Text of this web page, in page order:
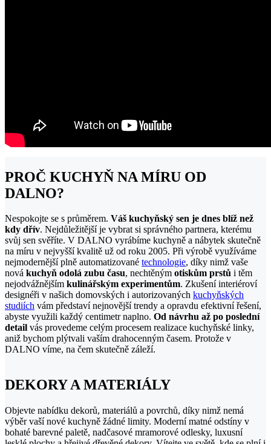
PROČ KUCHYŇ NA MÍRU OD
DALNO?
Nespokojte se s průměrem. Váš kuchyňský sen je dnes blíž než
kdy dřív. Nejdůležitější je vybrat si správného partnera, kterému
svůj sen svěříte. V DALNO vyrábíme kuchyně a nábytek skutečně
na míru v nejvyšší kvalitě už od roku 2005. Při výrobě využíváme
nejmodernější plně automatizované technologie, díky nimž vaše
nová kuchyň odolá zubu času, nechtěným otiskům prstů i těm
nejodvážnějším kulinářským experimentům. Zkušení interiéroví
designéři v našich domovských i autorizovaných kuchyňských
studiích vám představí nejnovější trendy a opravdu efektivní řešení,
abyste využili každý centimetr naplno. Od návrhu až po poslední
detail vás provedeme celým procesem realizace kuchyňské linky,
aniž bychom plýtvali vaším drahocenným časem. Protože v
DALNO víme, na čem skutečně záleží.
DEKORY A MATERIÁLY
Objevte nabídku dekorů, materiálů a povrchů, díky nimž nemá
výběr vaší nové kuchyně žádné limity. Moderní matné odstíny v
bohaté barevné paletě, nadčasové mramorové odlesky, luxusní